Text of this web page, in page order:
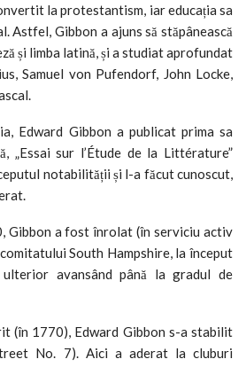
la protestantism, iar educația sa
Astfel, Gibbon a ajuns să stăpânească
și limba latină, și a studiat aprofundat
Samuel von Pufendorf, John Locke,
Edward Gibbon a publicat prima sa
„Essai sur l’Étude de la Littérature”
notabilității și l-a făcut cunoscut,
Gibbon a fost înrolat (în serviciu activ
South Hampshire, la început
avansând până la gradul de
(în 1770), Edward Gibbon s-a stabilit
No. 7). Aici a aderat la cluburi